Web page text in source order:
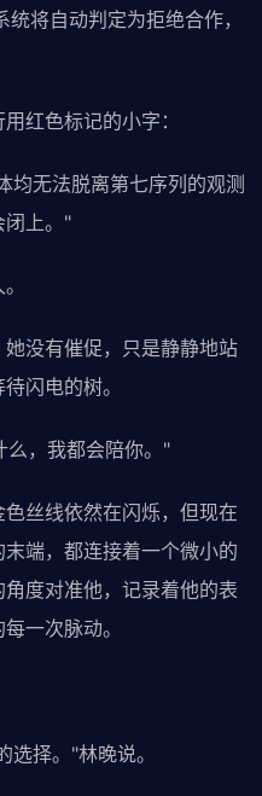
将自动判定为拒绝合作，
红色标记的小字：
均无法脱离第七序列的观测
闭上。"
没有催促，只是静静地站
闪电的树。
么，我都会陪你。"
丝线依然在闪烁，但现在
端，都连接着一个微小的
度对准他，记录着他的表
一次脉动。
择。"林晚说。